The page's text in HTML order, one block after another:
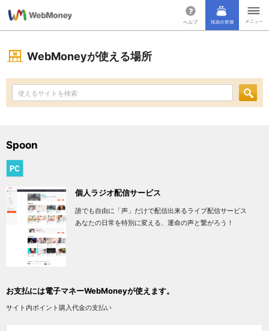
WebMoneyが使える場所
Spoon
個人ラジオ配信サービス
誰でも自由に「声」だけで配信出来るライブ配信サービス
あなたの日常を特別に変える、運命の声と繋がろう！
お支払には電子マネーWebMoneyが使えます。
サイト内ポイント購入代金の支払い